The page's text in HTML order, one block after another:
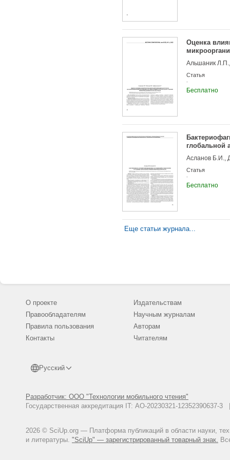
Оценка
в 2019-2021
Альшаник
Статья
Бесплатно
глобальной
Асланов Б.И.,
Статья
Бесплатно
Еще статьи журнала...
О проекте
Правообладателям
Правила пользования
Контакты
Русский
Разработчик: ООО "Технологии мобильного чтения"
Государственная аккредитация IT: АО-20230321-
2026 © SciUp.org — Платформа публикаций в области науки,
и литературы. "SciUp" — зарегистрированный товарный знак.
Издательствам
Научным журналам
Авторам
Читателям